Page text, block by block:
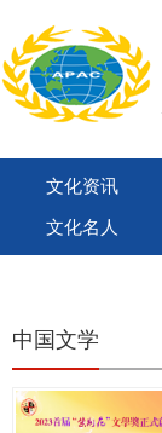
文化资讯
文化名人
中国文学